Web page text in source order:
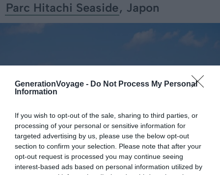
GenerationVoyage - Do Not Process My Personal
Information
If you wish to opt-out of the sale, sharing to third parties, or
processing of your personal or sensitive information for
targeted advertising by us, please use the below opt-out
section to confirm your selection. Please note that after your
opt-out request is processed you may continue seeing
interest-based ads based on personal information utilized by
Parc Hitachi Seaside, Japon